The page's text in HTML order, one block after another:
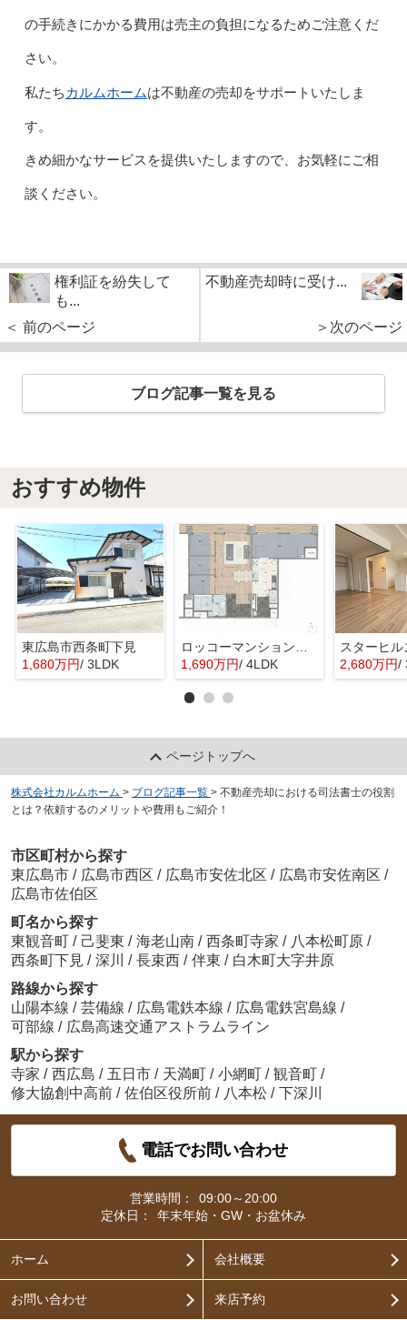
の手続きにかかる費用は売主の負担になるためご注意くだ
さい。
私たち カルムホームは不動産の売却をサポートいたしま
す。
きめ細かなサービスを提供いたしますので、お気軽にご相
談ください。
権利証を紛失して
も...
＜ 前のページ
不動産売却時に受け...
＞次のページ
ブログ記事一覧を見る
おすすめ物件
東広島市西条町下見
1,680万円/ 3LDK
ロッコーマンション東観音
1,690万円/ 4LDK
スターヒル
2,680万円/
ページトップへ
株式会社カルムホーム > ブログ記事一覧 > 不動産売却における司法書士の役割
とは？依頼するのメリットや費用もご紹介！
市区町村から探す
東広島市 / 広島市西区 / 広島市安佐北区 / 広島市安佐南区 /
広島市佐伯区
町名から探す
東観音町 / 己斐東 / 海老山南 / 西条町寺家 / 八本松町原 /
西条町下見 / 深川 / 長束西 / 伴東 / 白木町大字井原
路線から探す
山陽本線 / 芸備線 / 広島電鉄本線 / 広島電鉄宮島線 /
可部線 / 広島高速交通アストラムライン
駅から探す
寺家 / 西広島 / 五日市 / 天満町 / 小網町 / 観音町 /
修大協創中高前 / 佐伯区役所前 / 八本松 / 下深川
電話でお問い合わせ
営業時間：
09:00～20:00
定休日：
年末年始・GW・お盆休み
ホーム 会社概要
お問い合わせ 来店予約